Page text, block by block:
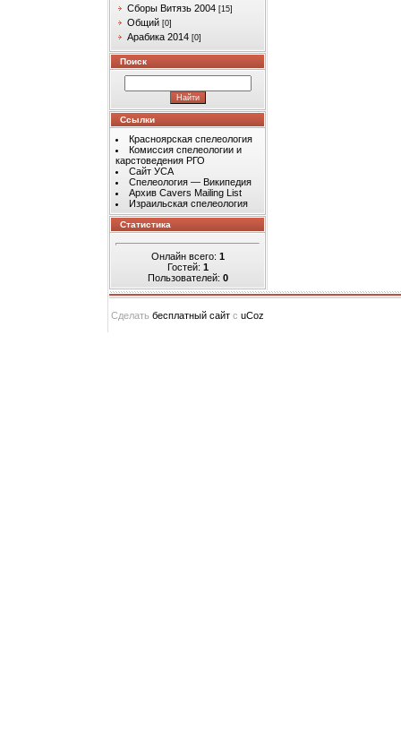
Сборы Витязь 2004 [15]
Общий [0]
Арабика 2014 [0]
Поиск
Ссылки
Красноярская спелеология
Комиссия спелеологии и
карстоведения РГО
Сайт УСА
Спелеология — Википедия
Архив Cavers Mailing List
Израильская спелеология
Статистика
Онлайн всего: 1
Гостей: 1
Пользователей: 0
Сделать бесплатный сайт с uCoz